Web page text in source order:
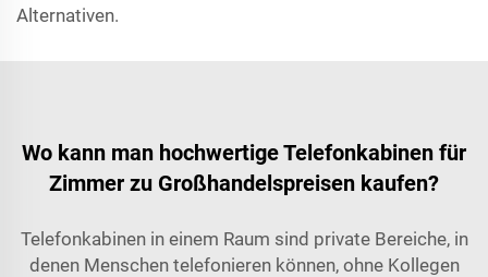
Alternativen.
Wo kann man hochwertige Telefonkabinen für
Zimmer zu Großhandelspreisen kaufen?
Telefonkabinen in einem Raum sind private Bereiche, in
denen Menschen telefonieren können, ohne Kollegen